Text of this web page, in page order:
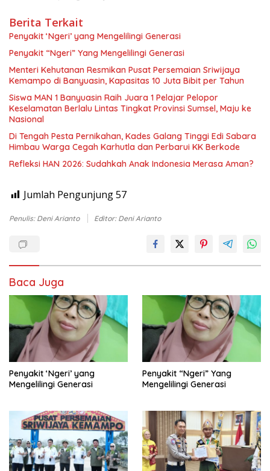
Berita Terkait
Penyakit ‘Ngeri’ yang Mengelilingi Generasi
Penyakit “Ngeri” Yang Mengelilingi Generasi
Menteri Kehutanan Resmikan Pusat Persemaian Sriwijaya
Kemampo di Banyuasin, Kapasitas 10 Juta Bibit per Tahun
Siswa MAN 1 Banyuasin Raih Juara 1 Pelajar Pelopor
Keselamatan Berlalu Lintas Tingkat Provinsi Sumsel, Maju ke
Nasional
Di Tengah Pesta Pernikahan, Kades Galang Tinggi Edi Sabara
Himbau Warga Cegah Karhutla dan Perbarui KK Berkode
Refleksi HAN 2026: Sudahkah Anak Indonesia Merasa Aman?
Jumlah Pengunjung57
Penulis: Deni Arianto Editor: Deni Arianto
Baca Juga
Penyakit ‘Ngeri’ yang
Mengelilingi Generasi
Penyakit “Ngeri” Yang
Mengelilingi Generasi